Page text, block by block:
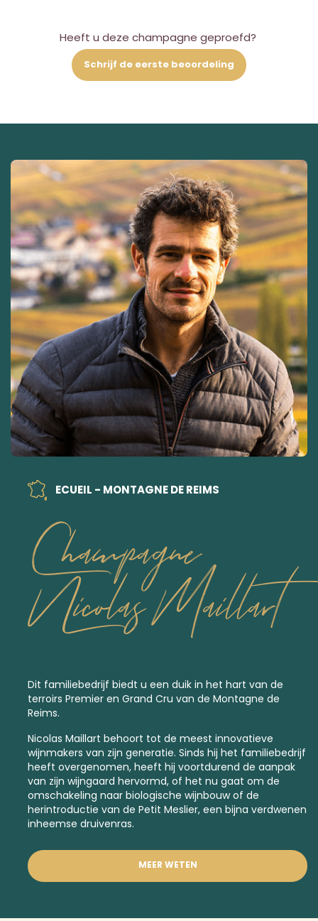
Heeft u deze champagne geproefd?
Schrijf de eerste beoordeling
ECUEIL - MONTAGNE DE REIMS
Champagne
Nicolas Maillart
Dit familiebedrijf biedt u een duik in het hart van de
terroirs Premier en Grand Cru van de Montagne de
Reims.
Nicolas Maillart behoort tot de meest innovatieve
wijnmakers van zijn generatie. Sinds hij het familiebedrijf
heeft overgenomen, heeft hij voortdurend de aanpak
van zijn wijngaard hervormd, of het nu gaat om de
omschakeling naar biologische wijnbouw of de
herintroductie van de Petit Meslier, een bijna verdwenen
inheemse druivenras.
MEER WETEN